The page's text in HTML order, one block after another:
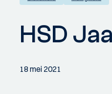
HSD
18 mei 2021